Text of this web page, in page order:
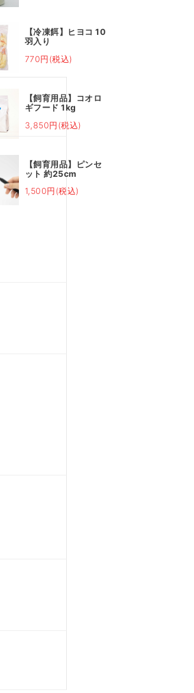
【冷凍餌】ヒヨコ 10
羽入り
770円(税込)
【飼育用品】コオロ
ギフード 1kg
3,850円(税込)
【飼育用品】ピンセ
ット 約25cm
1,500円(税込)